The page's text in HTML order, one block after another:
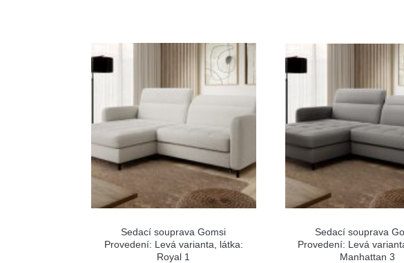
Sedací souprava Gomsi
Provedení: Levá varianta, látka:
Royal 1
Sedací souprava
Provedení: Levá
Manhattan 3